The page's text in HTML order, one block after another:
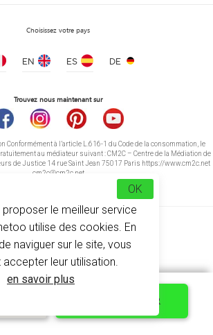
PERSONNALISER
en Céramique Bicolore
Choisissez votre pays
EN ES DE
Trouvez nous maintenant sur
Conformément à l’article L.616-1 du Code de la consommation, le
au médiateur suivant : CM2C – Centre de la Médiation de
de Justice 14 rue Saint Jean 75017 Paris https://www.cm2c.net
cm2c@cm2c.net
le meilleur service
utilise des cookies. En
naviguer sur le site, vous
accepter leur utilisation.
en savoir plus
OK